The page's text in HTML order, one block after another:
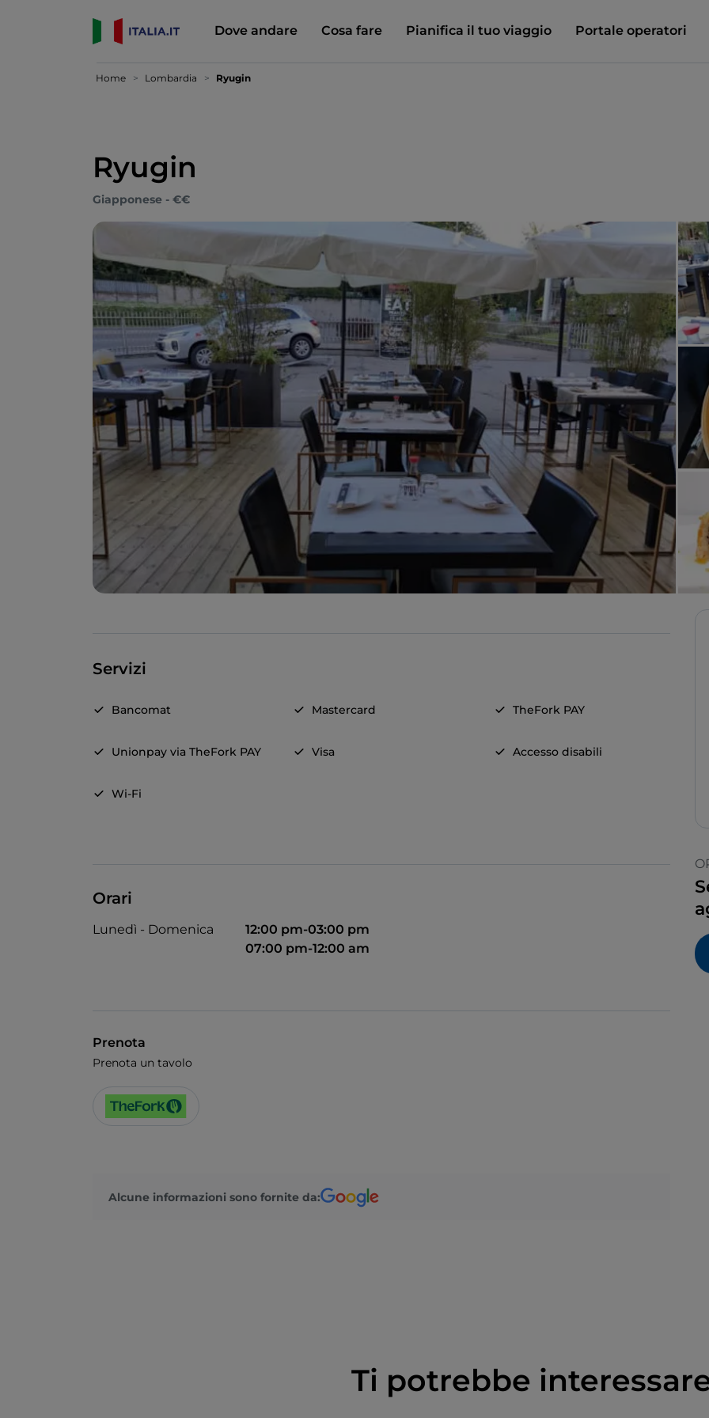
Dove andare Cosa fare Pianifica il tuo viaggio Portale operatori
Home Lombardia Ryugin
Ryugin
Giapponese - €€
Servizi
Bancomat Mastercard TheFork PAY
Unionpay via TheFork PAY Visa Accesso disabili
Wi-Fi
Orari
Lunedì - Domenica
12:00 pm-03:00 pm
07:00 pm-12:00 am
Prenota
Prenota un tavolo
Alcune informazioni sono fornite da:
Ti potrebbe